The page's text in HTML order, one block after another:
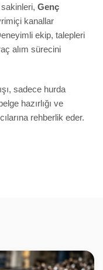
Genç
kanallar
ekip, talepleri
alım sürecini
sadece hurda
hazırlığı ve
rehberlik eder.